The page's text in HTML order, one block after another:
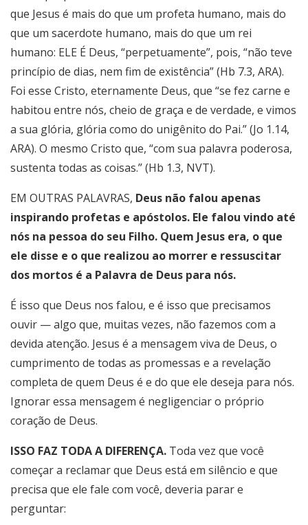
que Jesus é mais do que um profeta humano, mais do
que um sacerdote humano, mais do que um rei
humano: ELE É Deus, “perpetuamente”, pois, “não teve
princípio de dias, nem fim de existência” (Hb 7.3, ARA).
Foi esse Cristo, eternamente Deus, que “se fez carne e
habitou entre nós, cheio de graça e de verdade, e vimos
a sua glória, glória como do unigênito do Pai.” (Jo 1.14,
ARA). O mesmo Cristo que, “com sua palavra poderosa,
sustenta todas as coisas.” (Hb 1.3, NVT).
EM OUTRAS PALAVRAS, Deus não falou apenas
inspirando profetas e apóstolos. Ele falou vindo até
nós na pessoa do seu Filho. Quem Jesus era, o que
ele disse e o que realizou ao morrer e ressuscitar
dos mortos é a Palavra de Deus para nós.
É isso que Deus nos falou, e é isso que precisamos
ouvir — algo que, muitas vezes, não fazemos com a
devida atenção. Jesus é a mensagem viva de Deus, o
cumprimento de todas as promessas e a revelação
completa de quem Deus é e do que ele deseja para nós.
Ignorar essa mensagem é negligenciar o próprio
coração de Deus.
ISSO FAZ TODA A DIFERENÇA. Toda vez que você
começar a reclamar que Deus está em silêncio e que
precisa que ele fale com você, deveria parar e
perguntar: